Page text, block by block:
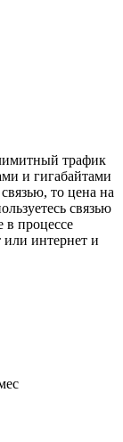
трафик
и гигабайтами
то цена на
связью
в процессе
или интернет и